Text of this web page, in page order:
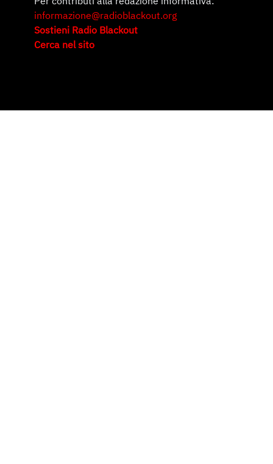
informazione@radioblackout.org
Sostieni Radio Blackout
Cerca nel sito